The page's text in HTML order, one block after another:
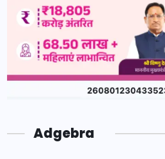
Adgebra